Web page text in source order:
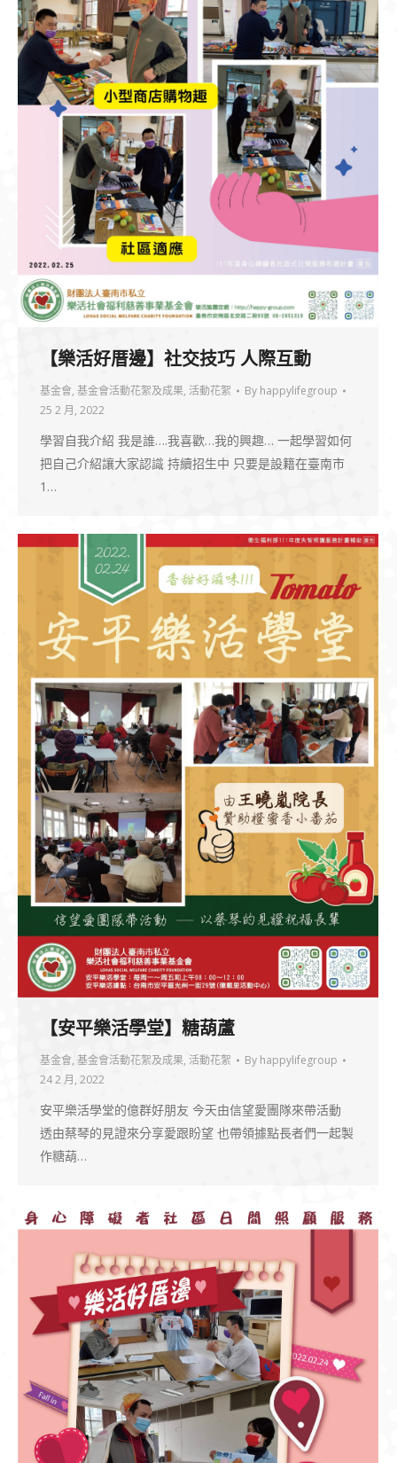
【樂活好厝邊】社交技巧 人際互動
基金會, 基金會活動花絮及成果, 活動花絮 By happylifegroup
25 2 月, 2022
學習自我介紹 我是誰….我喜歡…我的興趣… 一起學習如何
把自己介紹讓大家認識 持續招生中 只要是設籍在臺南市
1…
【安平樂活學堂】糖葫蘆
基金會, 基金會活動花絮及成果, 活動花絮 By happylifegroup
24 2 月, 2022
安平樂活學堂的億群好朋友 今天由信望愛團隊來帶活動
透由蔡琴的見證來分享愛跟盼望 也帶領據點長者們一起製
作糖葫…